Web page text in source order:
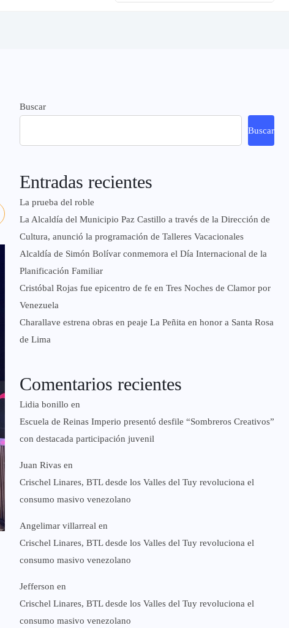
Buscar
Buscar
Entradas recientes
La prueba del roble
La Alcaldía del Municipio Paz Castillo a través de la Dirección de
Cultura, anunció la programación de Talleres Vacacionales
Alcaldía de Simón Bolívar conmemora el Día Internacional de la
Planificación Familiar
Cristóbal Rojas fue epicentro de fe en Tres Noches de Clamor por
Venezuela
Charallave estrena obras en peaje La Peñita en honor a Santa Rosa
de Lima
Comentarios recientes
Lidia bonillo en
Escuela de Reinas Imperio presentó desfile “Sombreros Creativos”
con destacada participación juvenil
Juan Rivas en
Crischel Linares, BTL desde los Valles del Tuy revoluciona el
consumo masivo venezolano
Angelimar villarreal en
Crischel Linares, BTL desde los Valles del Tuy revoluciona el
consumo masivo venezolano
Jefferson en
Crischel Linares, BTL desde los Valles del Tuy revoluciona el
consumo masivo venezolano